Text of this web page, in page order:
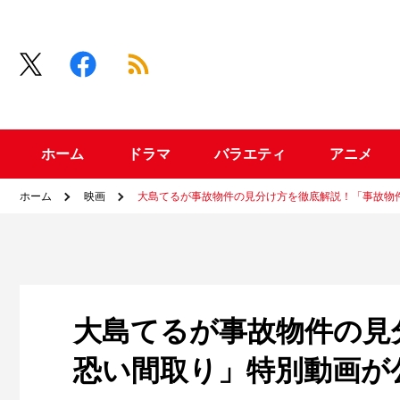
ホーム ドラマ バラエティ アニメ
ホーム 映画 大島てるが事故物件の見分け方を徹底解説！「事故
大島てるが事故物件の
恐い間取り」特別動画が